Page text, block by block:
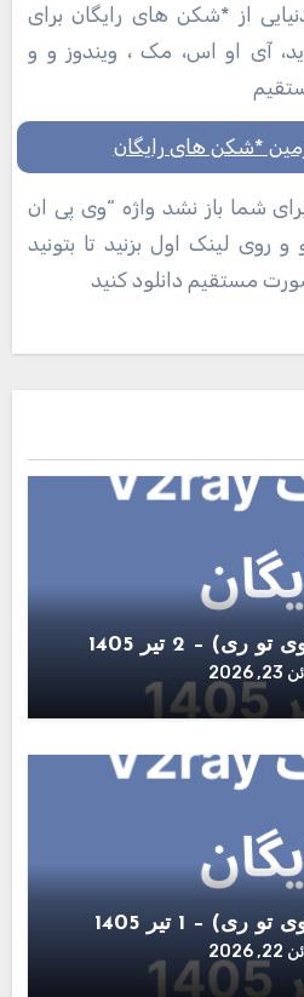
از *شکن های رایگان برای
آی او اس، مک ، ویندوز و و
شما باز نشد واژه “وی پی ان
روی لینک اول بزنید تا بتونید
مستقیم دانلود کنید
– 2 تیر 1405
2026
– 1 تیر 1405
2026